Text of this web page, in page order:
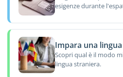
esigenze durante
Impara una lingua
Scopri qual è il modo
lingua straniera.